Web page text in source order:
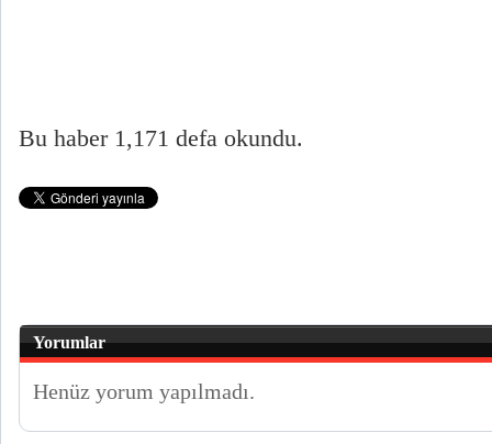
Bu haber 1,171 defa okundu.
Yorumlar
Henüz yorum yapılmadı.